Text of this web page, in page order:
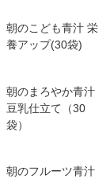
朝のこども青汁 栄
養アップ(30袋)
朝のまろやか青汁
豆乳仕立て（30
袋）
朝のフルーツ青汁